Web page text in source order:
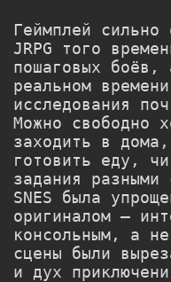
Геймплей сильно
JRPG того
пошаговых боёв,
реальном
исследования
Можно свободно
заходить в
готовить еду,
задания
SNES была
оригиналом —
консольным, а
сцены были
и дух